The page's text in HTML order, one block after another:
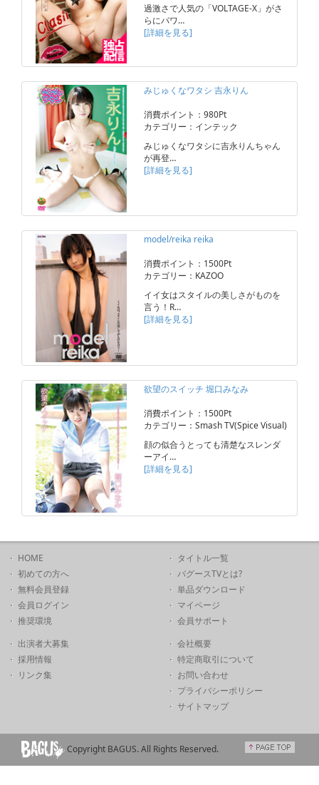
過激さで人気の「VOLTAGE-X」がさ
らにパワ…
[詳細を見る]
みじゅくなワタシ 吉永りん
消費ポイント：980Pt
カテゴリー：インテック
みじゅくなワタシに吉永りんちゃん
が再登…
[詳細を見る]
model/reika reika
消費ポイント：1500Pt
カテゴリー：KAZOO
イイ女はスタイルの美しさがものを
言う！R…
[詳細を見る]
欲望のスイッチ 堀口みなみ
消費ポイント：1500Pt
カテゴリー：Smash TV(Spice Visual)
顔の似合うとっても清楚なスレンダ
ーアイ…
[詳細を見る]
HOME
初めての方へ
無料会員登録
会員ログイン
推奨環境
タイトル一覧
バグースTVとは?
単品ダウンロード
マイページ
会員サポート
出演者大募集
採用情報
リンク集
会社概要
特定商取引について
お問い合わせ
プライバシーポリシー
サイトマップ
Copyright BAGUS. All Rights Reserved.